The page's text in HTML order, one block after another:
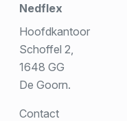
Nedflex
Hoofdkantoor
Schoffel 2,
1648 GG
De Goorn.
Contact